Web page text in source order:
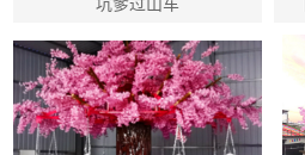
坑爹过山车